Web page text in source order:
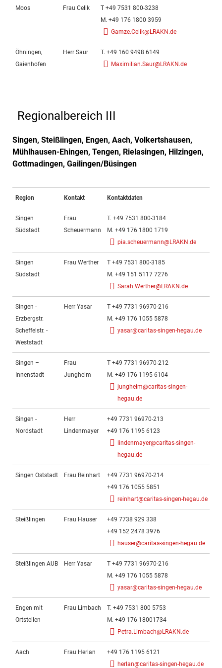
Moos Frau Celik
T +49 7531 800-3238
M. +49 176 1800 3959
Gamze.Celik@LRAKN.de
Öhningen,
Gaienhofen
Herr Saur
T. +49 160 9498 6149
Maximilian.Saur@LRAKN.de
Regionalbereich III
Singen, Steißlingen, Engen, Aach, Volkertshausen,
Mühlhausen-Ehingen, Tengen, Rielasingen, Hilzingen,
Gottmadingen, Gailingen/Büsingen
Region Kontakt Kontaktdaten
Singen
Südstadt
Frau
Scheuermann
T. +49 7531 800-3184
M. +49 176 1800 1719
pia.scheuermann@LRAKN.de
Singen
Südstadt
Frau Werther
T +49 7531 800-3185
M. +49 151 5117 7276
Sarah.Werther@LRAKN.de
Singen -
Erzbergstr.
Scheffelstr. -
Weststadt
Herr Yasar
T +49 7731 96970-216
M. +49 176 1055 5878
yasar@caritas-singen-hegau.de
Singen –
Innenstadt
Frau
Jungheim
T +49 7731 96970-212
M. +49 176 1195 6104
jungheim@caritas-singen-
hegau.de
Singen -
Nordstadt
Herr
Lindenmayer
+49 7731 96970-213
+49 176 1195 6123
lindenmayer@caritas-singen-
hegau.de
Singen Oststadt Frau Reinhart
+49 7731 96970-214
+49 176 1055 5851
reinhart@caritas-singen-hegau.de
Steißlingen Frau Hauser
+49 7738 929 338
+49 152 2478 3976
hauser@caritas-singen-hegau.de
Steißlingen AUB Herr Yasar
T +49 7731 96970-216
M. +49 176 1055 5878
yasar@caritas-singen-hegau.de
Engen mit
Ortsteilen
Frau Limbach
T. +49 7531 800 5753
M. +49 176 18001734
Petra.Limbach@LRAKN.de
Aach Frau Herlan
+49 176 1195 6121
herlan@caritas-singen-hegau.de